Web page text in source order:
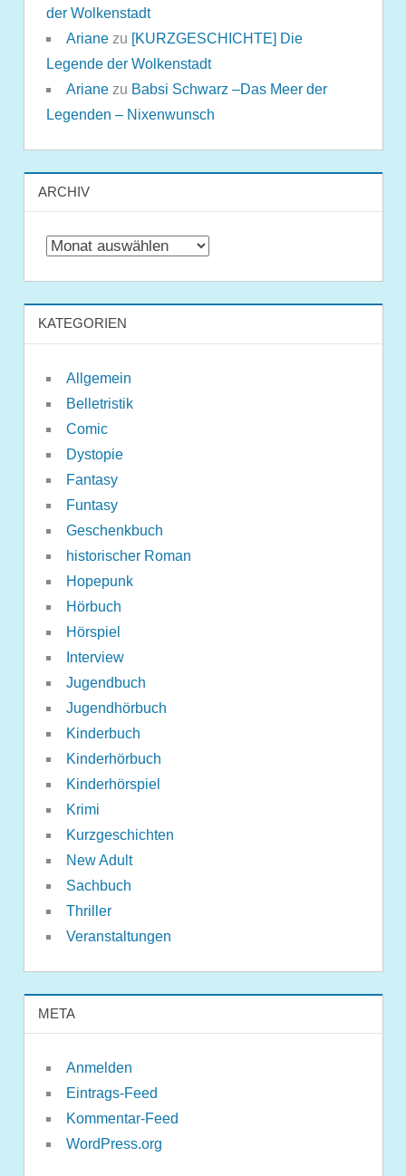
der Wolkenstadt
Arianezu [KURZGESCHICHTE] Die
Legende der Wolkenstadt
Arianezu Babsi Schwarz –Das Meer der
Legenden – Nixenwunsch
ARCHIV
Archiv
KATEGORIEN
Allgemein
Belletristik
Comic
Dystopie
Fantasy
Funtasy
Geschenkbuch
historischer Roman
Hopepunk
Hörbuch
Hörspiel
Interview
Jugendbuch
Jugendhörbuch
Kinderbuch
Kinderhörbuch
Kinderhörspiel
Krimi
Kurzgeschichten
New Adult
Sachbuch
Thriller
Veranstaltungen
META
Anmelden
Eintrags-Feed
Kommentar-Feed
WordPress.org